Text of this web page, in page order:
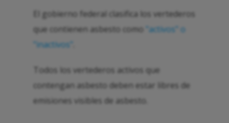
El gobierno federal clasifica los vertederos
que contienen asbesto como "activos" o
"inactivos"
Todos los vertederos activos que
contengan asbesto deben estar libres de
emisiones visibles de asbesto.